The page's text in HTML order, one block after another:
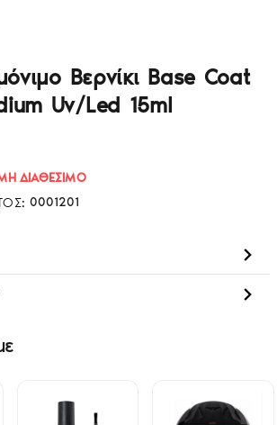
Βερνίκι Base Coat
Uv/Led 15ml
ΔΙΑΘΈΣΙΜΟ
0001201